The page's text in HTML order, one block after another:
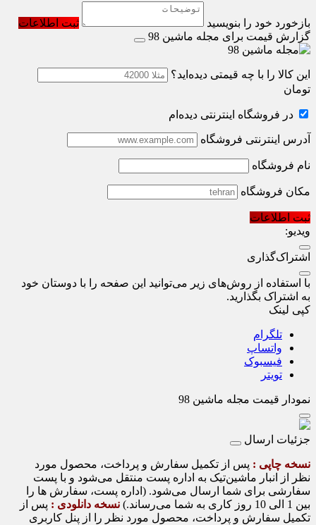
بازخورد خود را بنویسید
ثبت اطلاعات
گزارش قیمت برای مجله ماشین 98
این کالا را با چه قیمتی دیده‌اید؟
تومان
در فروشگاه اینترنتی دیده‌ام
آدرس اینترنتی فروشگاه
نام فروشگاه
مکان فروشگاه
ثبت اطلاعات
ویدیو:
اشتراک‌گذاری
با استفاده از روش‌های زیر می‌توانید این صفحه را با دوستان خود
به اشتراک بگذارید.
کپی لینک
تلگرام
واتساپ
فیسبوک
تویتر
نمودار قیمت مجله ماشین 98
جزئیات ارسال
نسخه چاپی : پس از تکمیل سفارش و پرداخت، محصول مورد
نظر از انبار ماشین‌تیک به اداره پست منتقل می‌شود و با پست
سفارشی برای شما ارسال می‌شود. (اداره پست، سفارش ها را
بین 1 الی 10 روز کاری به شما می‌رساند.)
نسخه دانلودی : پس از
تکمیل سفارش و پرداخت، محصول مورد نظر را از پنل کاربری